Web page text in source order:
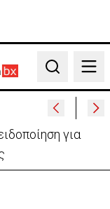
Search
των